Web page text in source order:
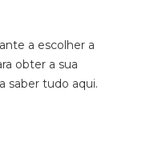
a escolher a
obter a sua
saber tudo aqui.